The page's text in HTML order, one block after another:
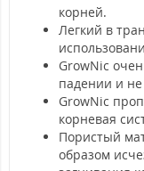
корней.
Легкий в
GrowNic
падении и не
GrowNic
корневая
Пористый
образом